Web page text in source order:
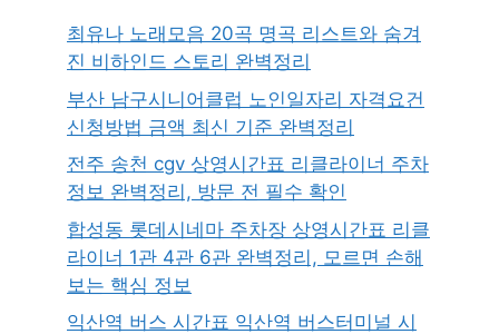
최유나 노래모음 20곡 명곡 리스트와 숨겨
진 비하인드 스토리 완벽정리
부산 남구시니어클럽 노인일자리 자격요건
신청방법 금액 최신 기준 완벽정리
전주 송천 cgv 상영시간표 리클라이너 주차
정보 완벽정리, 방문 전 필수 확인
합성동 롯데시네마 주차장 상영시간표 리클
라이너 1관 4관 6관 완벽정리, 모르면 손해
보는 핵심 정보
익산역 버스 시간표 익산역 버스터미널 시